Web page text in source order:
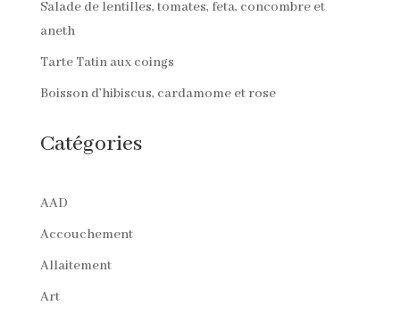
Salade de lentilles, tomates, feta, concombre et
aneth
Tarte Tatin aux coings
Boisson d’hibiscus, cardamome et rose
Catégories
AAD
Accouchement
Allaitement
Art